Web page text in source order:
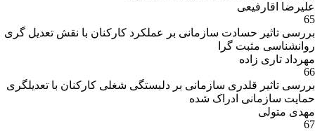
علیرضا اقارفیعی
65
بررسی تاثیر حسادت سازمانی بر عملکرد کارکنان با نقش تعدیل گری
روانشناسی مثبت گرا
مهرداد تاری زاده
66
بررسی تاثیر قلدری سازمانی بر دلبستگی شغلی کارکنان با تعدیلگری
حمایت سازمانی ادراک شده
مهدی متولی
67